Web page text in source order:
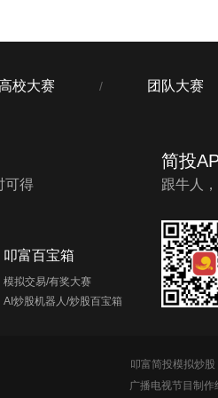
校大赛 / 团队大赛
可得
叩富百宝箱
模拟交易/有奖大赛
AI炒股机器人/炒股百宝箱
简投
跟牛人
叩富简投模拟炒
广播电视节目制